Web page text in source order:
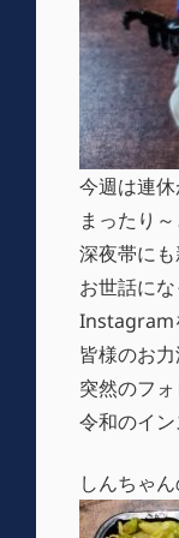
今週は連
まったり
深夜帯に
お世話に
Instagram
皆様のお
突然のフ
令和のイン
しんちゃ